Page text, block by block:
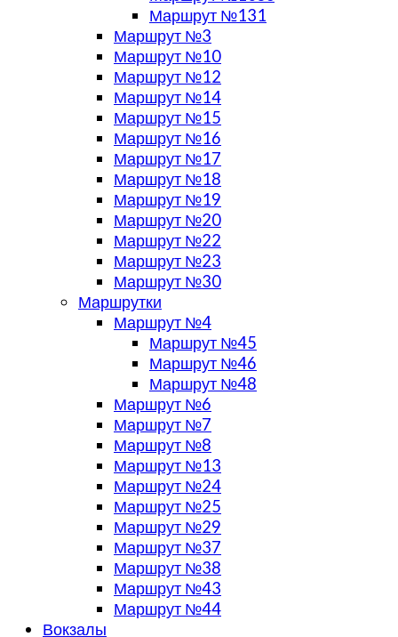
Маршрут №131
Маршрут №3
Маршрут №10
Маршрут №12
Маршрут №14
Маршрут №15
Маршрут №16
Маршрут №17
Маршрут №18
Маршрут №19
Маршрут №20
Маршрут №22
Маршрут №23
Маршрут №30
Маршрутки
Маршрут №4
Маршрут №45
Маршрут №46
Маршрут №48
Маршрут №6
Маршрут №7
Маршрут №8
Маршрут №13
Маршрут №24
Маршрут №25
Маршрут №29
Маршрут №37
Маршрут №38
Маршрут №43
Маршрут №44
Вокзалы